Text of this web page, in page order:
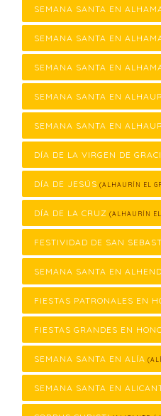
SEMANA SANTA EN
SEMANA SANTA EN
SEMANA SANTA EN
SEMANA SANTA EN
SEMANA SANTA EN
DÍA DE LA VIRGEN DE
DÍA DE JESÚS (ALHAURÍN EL
DÍA DE LA CRUZ (ALHAURÍN
FESTIVIDAD DE SAN
SEMANA SANTA EN
FIESTAS PATRONALES EN
FIESTAS GRANDES EN
SEMANA SANTA EN ALÍA
SEMANA SANTA EN